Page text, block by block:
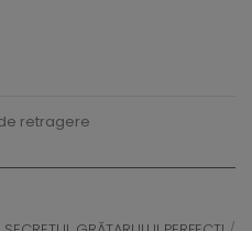
retragere